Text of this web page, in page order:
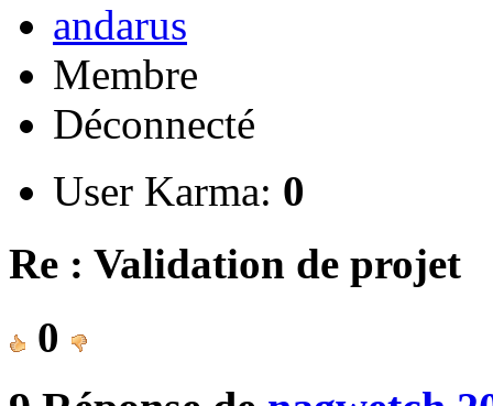
andarus
Membre
Déconnecté
User Karma: 0
Re : Validation de projet
0